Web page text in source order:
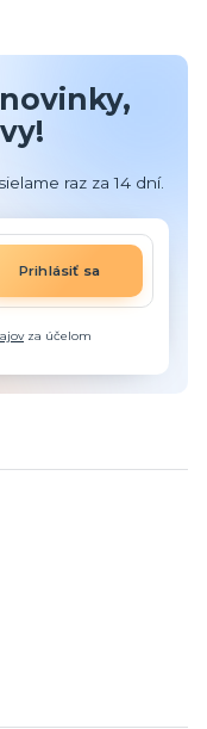
raz za 14 dní.
Prihlásiť sa
za účelom